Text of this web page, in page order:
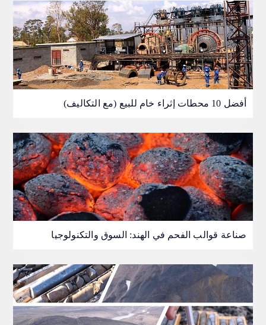
أفضل 10 محطات إثراء خام للبيع (مع التكاليف)
صناعة قوالب الفحم في الهند: السوق والتكنولوجيا